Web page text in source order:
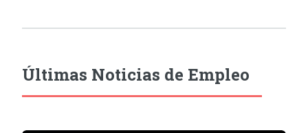
Últimas Noticias de Empleo